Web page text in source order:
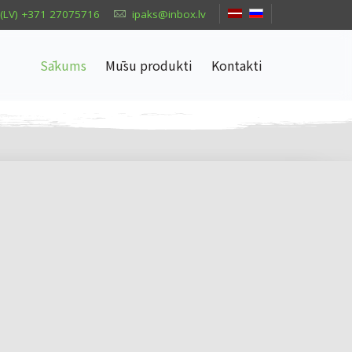
(LV) +371 27075716 ipaks@inbox.lv
Sākums Mūsu produkti Kontakti